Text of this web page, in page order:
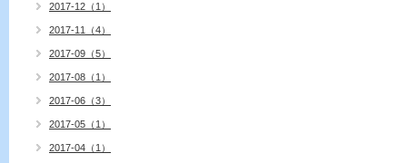
2017-12（1）
2017-11（4）
2017-09（5）
2017-08（1）
2017-06（3）
2017-05（1）
2017-04（1）